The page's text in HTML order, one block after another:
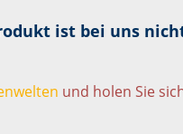
ist bei uns
und holen Sie